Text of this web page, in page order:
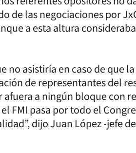
de las negociaciones por
a esta altura
no asistiría en caso de que
de representantes del
a ningún bloque con
FMI pasa por todo el
dijo Juan López -jefe